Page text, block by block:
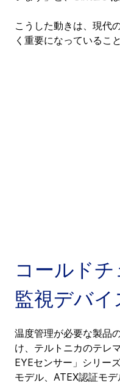
こうした動きは、現代
く重要になっているこ
コールド
監視デバイ
温度管理が必要な製品
け、テルトニカのテレ
EYEセンサー」シリー
モデル、ATEX認証モ